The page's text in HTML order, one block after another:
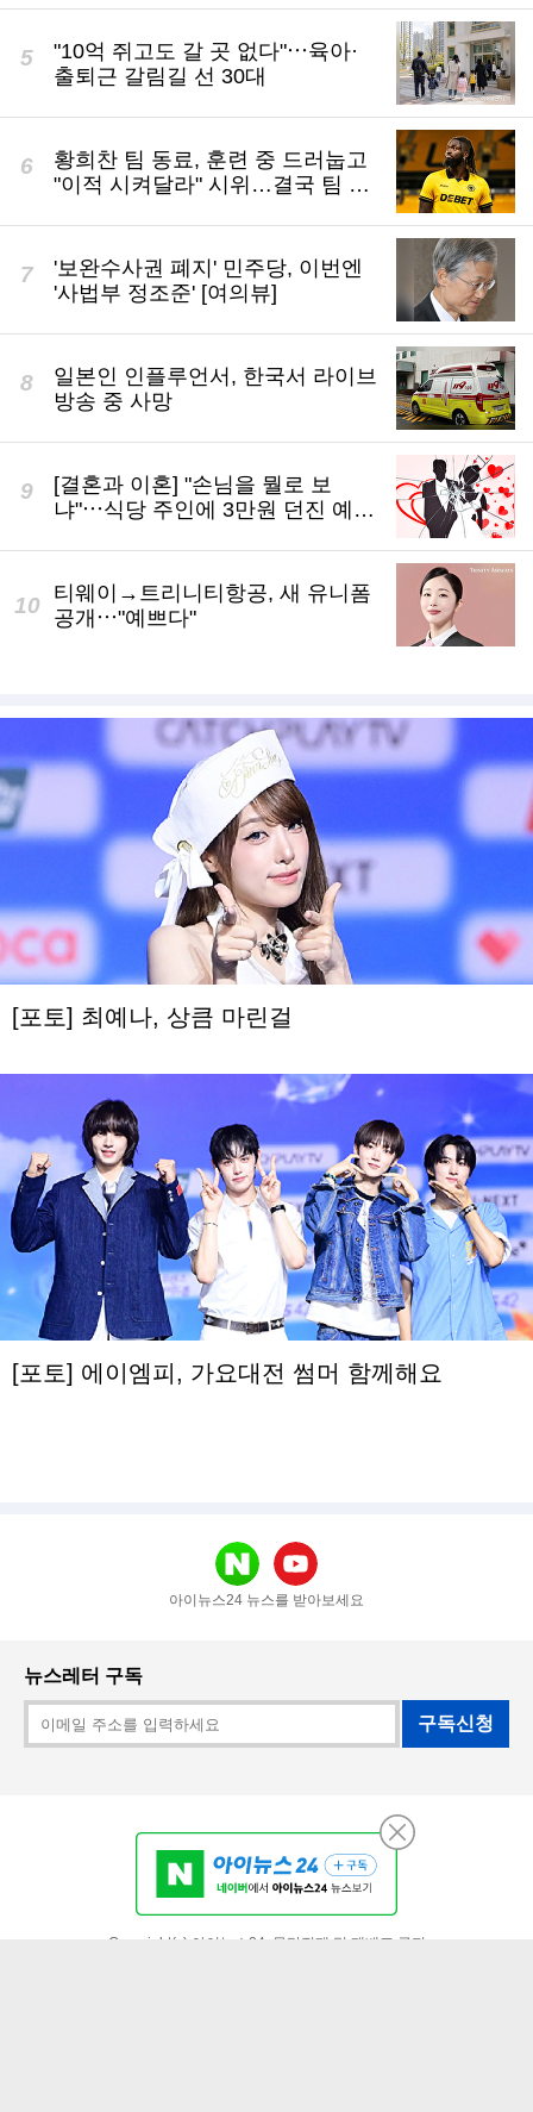
"10억 쥐고도 갈 곳 없다"⋯육아·
출퇴근 갈림길 선 30대
황희찬 팀 동료, 훈련 중 드러눕고
"이적 시켜달라" 시위…결국 팀 훈
'보완수사권 폐지' 민주당, 이번엔
'사법부 정조준' [여의뷰]
일본인 인플루언서, 한국서 라이브
방송 중 사망
[결혼과 이혼] "손님을 뭘로 보
냐"⋯식당 주인에 3만원 던진 예비
티웨이→트리니티항공, 새 유니폼
공개⋯"예쁘다"
[포토] 최예나, 상큼 마린걸
[포토] 에이엠피, 가요대전 썸머 함께해요
아이뉴스24 뉴스를 받아보세요
뉴스레터 구독
구독신청
PC 버전
Copyright(c) 아이뉴스24. 무단전재 및 재배포 금지